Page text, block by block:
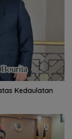
Kedaulatan